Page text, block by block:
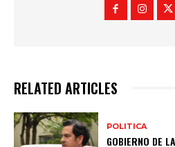
RELATED ARTICLES
POLITICA
GOBIERNO DE